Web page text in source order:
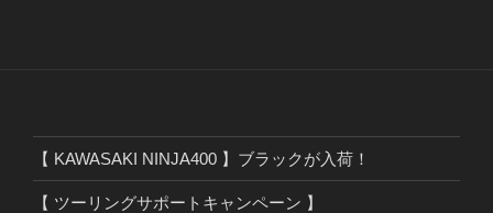
【 KAWASAKI NINJA400 】ブラックが入荷！
【 ツーリングサポートキャンペーン 】